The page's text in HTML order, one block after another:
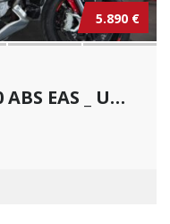
5.890 €
Mv Agusta Rivale 800 ABS EAS _ Usato Permuta...